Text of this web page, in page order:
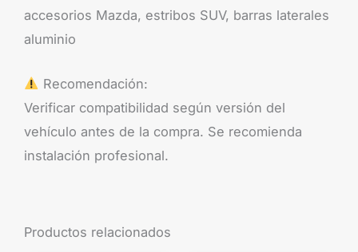
accesorios Mazda, estribos SUV, barras laterales
aluminio
Recomendación:
Verificar compatibilidad según versión del
vehículo antes de la compra. Se recomienda
instalación profesional.
Productos relacionados